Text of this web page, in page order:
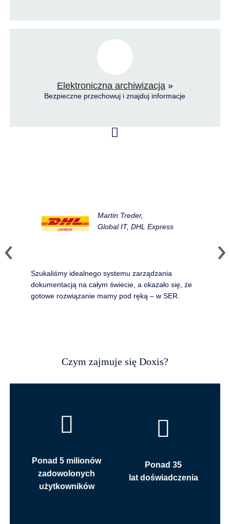
Elektroniczna archiwizacja »
Bezpieczne przechowuj i znajduj informacje
Martin Treder,
Global IT, DHL Express
Szukaliśmy idealnego systemu zarządzania
dokumentacją na całym świecie, a okazało się, że
gotowe rozwiązanie mamy pod ręką – w SER.
Czym zajmuje się Doxis?
Ponad 5 milionów
zadowolonych
użytkowników
Ponad 35
lat doświadczenia